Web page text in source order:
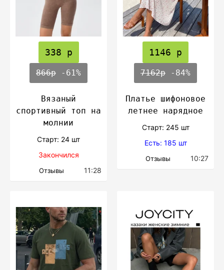
338 р
866р -61%
Вязаный
спортивный топ на
молнии
Cтарт: 24 шт
Закончился
Отзывы 11:28
1146 р
7162р -84%
Платье шифоновое
летнее нарядное
Cтарт: 245 шт
Есть: 185 шт
Отзывы 10:27